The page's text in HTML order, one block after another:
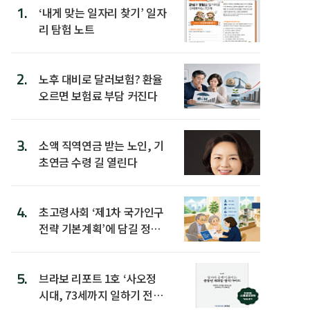
1.
‘내게 맞는 일자리 찾기’ 일자
리 탐험 노트
2.
노후 대비로 달러보험? 환율
오르면 보험료 부담 커진다
3.
소액 직역연금 받는 노인, 기
초연금 수령 길 열린다
4.
초고령사회 ‘제1차 국가인구
전략 기본계획’에 담길 정책
5.
브라보 리포트 1호 ‘사오정
시대, 73세까지 일하기 전략’